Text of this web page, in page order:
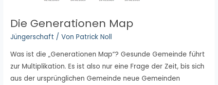
Die Generationen Map
Jüngerschaft / VonPatrick Noll
Was ist die „Generationen Map“? Gesunde Gemeinde führt
zur Multiplikation. Es ist also nur eine Frage der Zeit, bis sich
aus der ursprünglichen Gemeinde neue Gemeinden